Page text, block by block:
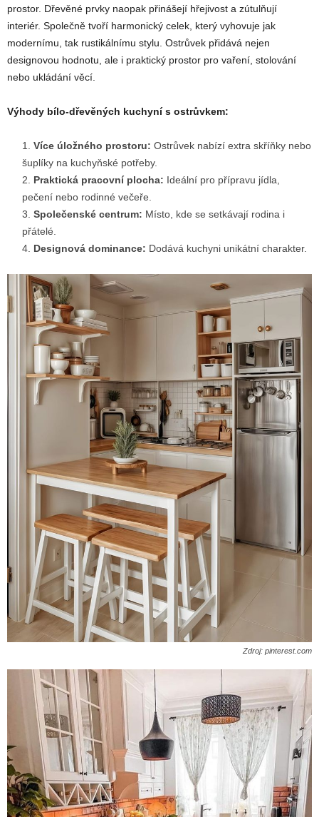
prostor. Dřevěné prvky naopak přinášejí hřejivost a zútulňují
interiér. Společně tvoří harmonický celek, který vyhovuje jak
modernímu, tak rustikálnímu stylu. Ostrůvek přidává nejen
designovou hodnotu, ale i praktický prostor pro vaření, stolování
nebo ukládání věcí.
Výhody bílo-dřevěných kuchyní s ostrůvkem:
Více úložného prostoru: Ostrůvek nabízí extra skříňky nebo
šuplíky na kuchyňské potřeby.
Praktická pracovní plocha: Ideální pro přípravu jídla,
pečení nebo rodinné večeře.
Společenské centrum: Místo, kde se setkávají rodina i
přátelé.
Designová dominance: Dodává kuchyni unikátní charakter.
Zdroj: pinterest.com